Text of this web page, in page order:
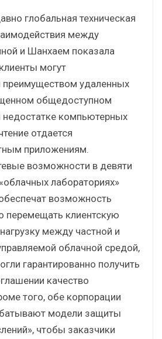
глобальная техническая
между
и Шанхаем показала
могут
преимуществом удаленных
общедоступном
недостатке компьютерных
отдается
приложениям.
возможности в девяти
лабораториях»
возможность
перемещать клиентскую
между частной и
облачной средой,
гарантированно получить
качество
того, обе корпорации
модели защиты
чтобы заказчики